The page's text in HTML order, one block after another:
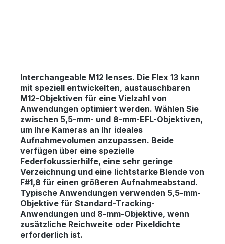
Interchangeable M12 lenses. Die Flex 13 kann
mit speziell entwickelten, austauschbaren
M12-Objektiven für eine Vielzahl von
Anwendungen optimiert werden. Wählen Sie
zwischen 5,5-mm- und 8-mm-EFL-Objektiven,
um Ihre Kameras an Ihr ideales
Aufnahmevolumen anzupassen. Beide
verfügen über eine spezielle
Federfokussierhilfe, eine sehr geringe
Verzeichnung und eine lichtstarke Blende von
F#1,8 für einen größeren Aufnahmeabstand.
Typische Anwendungen verwenden 5,5-mm-
Objektive für Standard-Tracking-
Anwendungen und 8-mm-Objektive, wenn
zusätzliche Reichweite oder Pixeldichte
erforderlich ist.